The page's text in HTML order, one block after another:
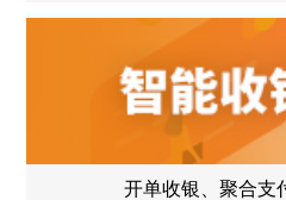
开单收银、聚合支